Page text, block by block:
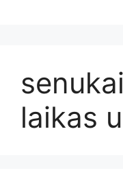
laikas